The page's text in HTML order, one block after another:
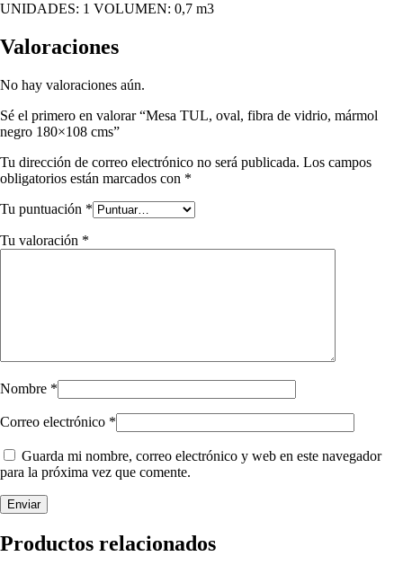
UNIDADES: 1 VOLUMEN: 0,7 m3
Valoraciones
No hay valoraciones aún.
Sé el primero en valorar “Mesa TUL, oval, fibra de vidrio, mármol
negro 180×108 cms”
Tu dirección de correo electrónico no será publicada. Los campos
obligatorios están marcados con *
Tu puntuación *
Tu valoración *
Nombre *
Correo electrónico *
Guarda mi nombre, correo electrónico y web en este navegador
para la próxima vez que comente.
Productos relacionados